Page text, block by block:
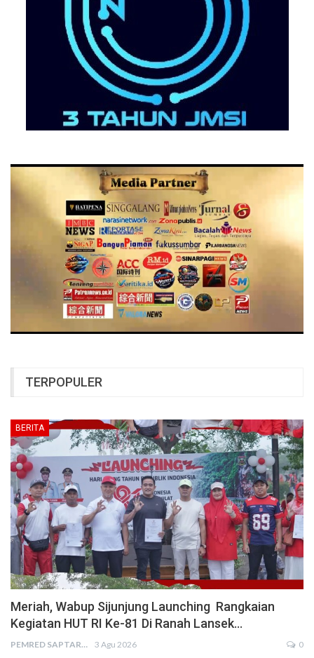
TERPOPULER
BERITA
Meriah, Wabup Sijunjung Launching Rangkaian
Kegiatan HUT RI Ke-81 Di Ranah Lansek…
PEMRED SAPTARIUS 3 Agu 2026 0